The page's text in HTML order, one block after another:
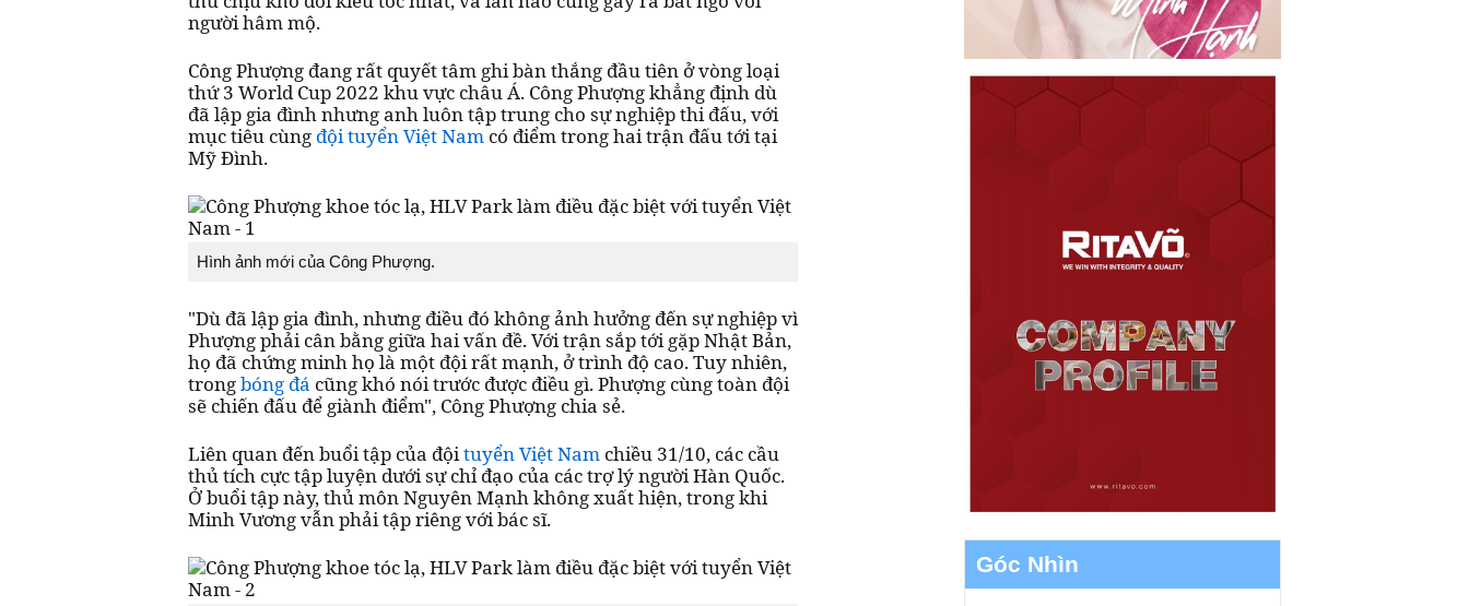
người hâm mộ.
Công Phượng đang rất quyết tâm ghi bàn thắng đầu tiên ở vòng loại
thứ 3 World Cup 2022 khu vực châu Á. Công Phượng khẳng định dù
đã lập gia đình nhưng anh luôn tập trung cho sự nghiệp thi đấu, với
mục tiêu cùng đội tuyển Việt Nam có điểm trong hai trận đấu tới tại
Mỹ Đình.
Hình ảnh mới của Công Phượng.
"Dù đã lập gia đình, nhưng điều đó không ảnh hưởng đến sự nghiệp vì
Phượng phải cân bằng giữa hai vấn đề. Với trận sắp tới gặp Nhật Bản,
họ đã chứng minh họ là một đội rất mạnh, ở trình độ cao. Tuy nhiên,
trongbóng đá cũng khó nói trước được điều gì. Phượng cùng toàn đội
sẽ chiến đấu để giành điểm", Công Phượng chia sẻ.
Liên quan đến buổi tập của độituyển Việt Nam chiều 31/10, các cầu
thủ tích cực tập luyện dưới sự chỉ đạo của các trợ lý người Hàn Quốc.
Ở buổi tập này, thủ môn Nguyên Mạnh không xuất hiện, trong khi
Minh Vương vẫn phải tập riêng với bác sĩ.
Góc Nhìn